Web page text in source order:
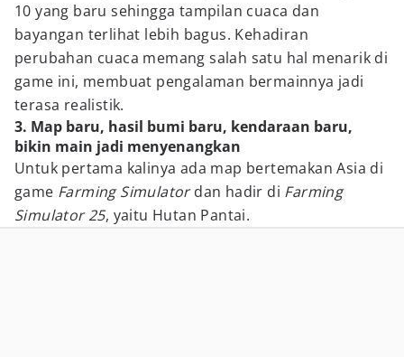
10 yang baru sehingga tampilan cuaca dan
bayangan terlihat lebih bagus. Kehadiran
perubahan cuaca memang salah satu hal menarik di
game ini, membuat pengalaman bermainnya jadi
terasa realistik.
3. Map baru, hasil bumi baru, kendaraan baru,
bikin main jadi menyenangkan
Untuk pertama kalinya ada map bertemakan Asia di
game Farming Simulatordan hadir di Farming
Simulator 25, yaitu Hutan Pantai.